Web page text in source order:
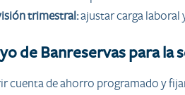
trimestral:ajustar carga laboral
de Banreservas para la
cuenta de ahorro programado y